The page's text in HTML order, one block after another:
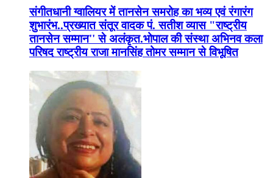
संगीतधानी ग्वालियर में तानसेन समरोह का भव्य एवं रंगारंग
शुभारंभ..प्रख्यात संतूर वादक पं. सतीश व्यास "राष्ट्रीय
तानसेन सम्मान'' से अलंकृत.भोपाल की संस्था अभिनव कला
परिषद राष्ट्रीय राजा मानसिंह तोमर सम्मान से विभूषित